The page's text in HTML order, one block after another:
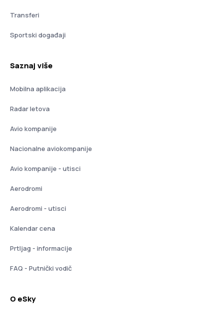
Transferi
Sportski događaji
Saznaj više
Mobilna aplikacija
Radar letova
Avio kompanije
Nacionalne aviokompanije
Avio kompanije - utisci
Aerodromi
Aerodromi - utisci
Kalendar cena
Prtljag - informacije
FAQ - Putnički vodič
O eSky